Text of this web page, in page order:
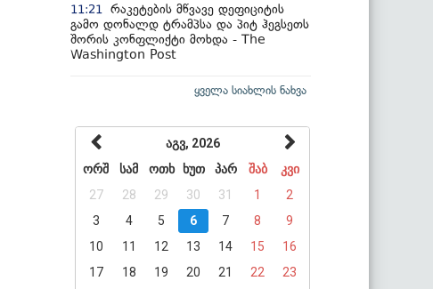
11:21
რაკეტების მწვავე დეფიციტის
გამო დონალდ ტრამპსა და პიტ ჰეგსეთს
შორის კონფლიქტი მოხდა - The
Washington Post
ყველა სიახლის ნახვა
აგვ, 2026
ორშ
სამ ოთხ ხუთ პარ შაბ
კვი
27
28 29 30 31 1
2
3
4 5 6 7 8
9
10
11 12 13 14 15
16
17
18 19 20 21 22
23